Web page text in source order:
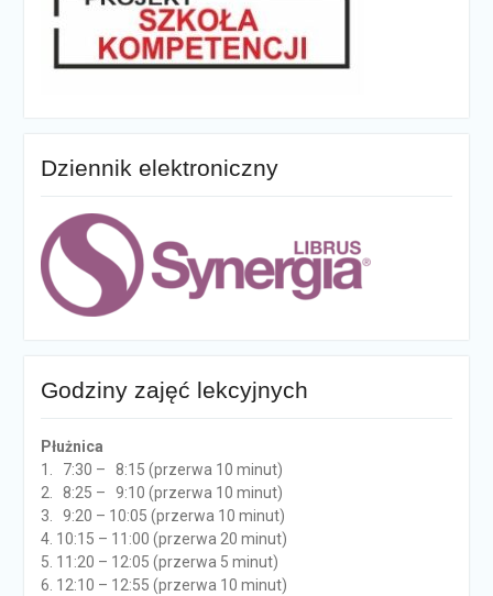
Dziennik elektroniczny
Godziny zajęć lekcyjnych
Płużnica
1. 7:30 – 8:15 (przerwa 10 minut)
2. 8:25 – 9:10 (przerwa 10 minut)
3. 9:20 – 10:05 (przerwa 10 minut)
4. 10:15 – 11:00 (przerwa 20 minut)
5. 11:20 – 12:05 (przerwa 5 minut)
6. 12:10 – 12:55 (przerwa 10 minut)